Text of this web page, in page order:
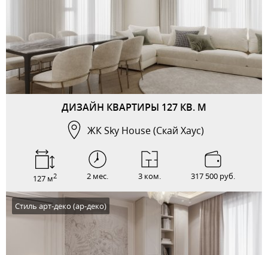
ДИЗАЙН КВАРТИРЫ 127 КВ. М
ЖК Sky House (Скай Хаус)
127 м2 2 мес. 3 ком. 317 500 руб.
Стиль арт-деко (ар-деко)